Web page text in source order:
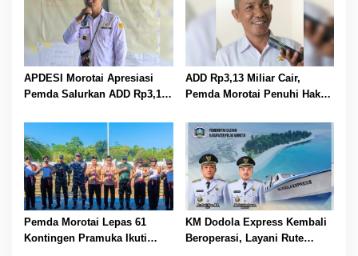
APDESI Morotai Apresiasi
Pemda Salurkan ADD Rp3,13
Maksimalkan Penggunaannya
ADD Rp3,13 Miliar Cair,
Pemda Morotai Penuhi Hak
Pemda Morotai Lepas 61
Kontingen Pramuka Ikuti
KM Dodola Express Kembali
Beroperasi, Layani Rute